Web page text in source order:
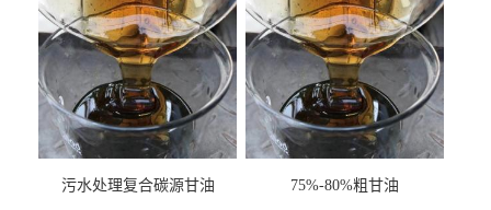
污水处理复合碳源甘油
75%-80%粗甘油